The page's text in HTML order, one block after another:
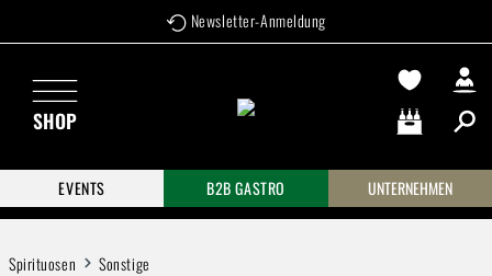
Zum Hauptinhalt springen Newsletter-Anmeldung
SHOP
Warenkorb
EVENTS
B2B GASTRO UNTERNEHMEN
Spirituosen Sonstige